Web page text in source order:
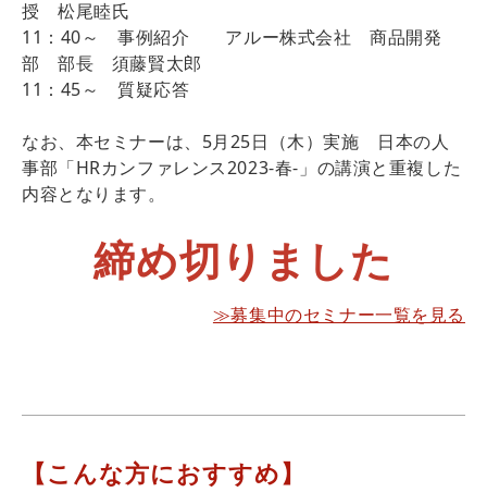
授 松尾睦氏
11：40～ 事例紹介 アルー株式会社 商品開発
部 部長 須藤賢太郎
11：45～ 質疑応答
なお、本セミナーは、5月25日（木）実施 日本の人
事部「HRカンファレンス2023-春-」の講演と重複した
内容となります。
締め切りました
≫募集中のセミナー一覧を見る
【こんな方におすすめ】